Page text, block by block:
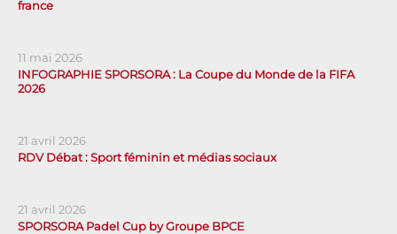
france
11 mai 2026
INFOGRAPHIE SPORSORA : La Coupe du Monde de la FIFA
2026
21 avril 2026
RDV Débat : Sport féminin et médias sociaux
21 avril 2026
SPORSORA Padel Cup by Groupe BPCE